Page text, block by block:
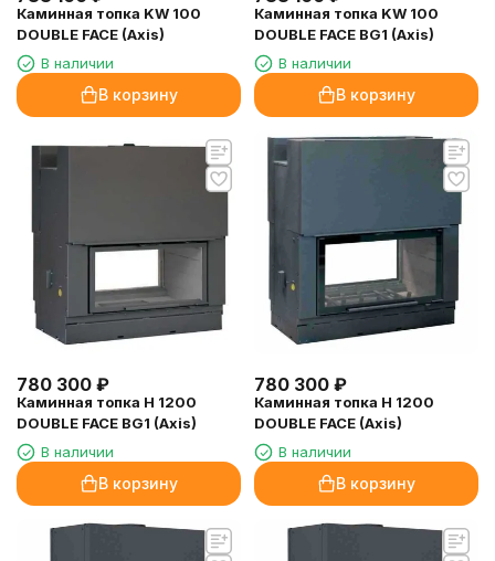
Каминная топка KW 100
DOUBLE FACE (Axis)
В наличии
В корзину
Каминная топка KW 100
DOUBLE FACE BG1 (Axis)
В наличии
В корзину
780 300 ₽
Каминная топка H 1200
DOUBLE FACE BG1 (Axis)
В наличии
В корзину
780 300 ₽
Каминная топка H 1200
DOUBLE FACE (Axis)
В наличии
В корзину